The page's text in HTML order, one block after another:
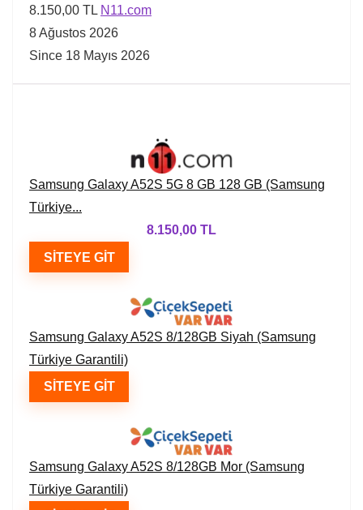
8.150,00 TL N11.com
8 Ağustos 2026
Since 18 Mayıs 2026
Samsung Galaxy A52S 5G 8 GB 128 GB (Samsung
Türkiye...
8.150,00 TL
SITEYE GIT
Samsung Galaxy A52S 8/128GB Siyah (Samsung
Türkiye Garantili)
SITEYE GIT
Samsung Galaxy A52S 8/128GB Mor (Samsung
Türkiye Garantili)